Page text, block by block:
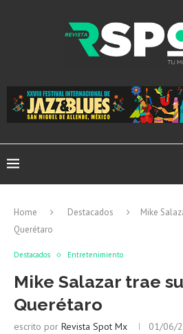
Home Destacados
Mike
Querétaro
Destacados Entretenimiento
Mike Salazar trae
Querétaro
escrito por Revista Spot Mx 01/06/